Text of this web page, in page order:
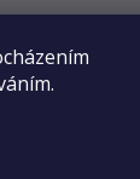
o ochraně
prodejnu